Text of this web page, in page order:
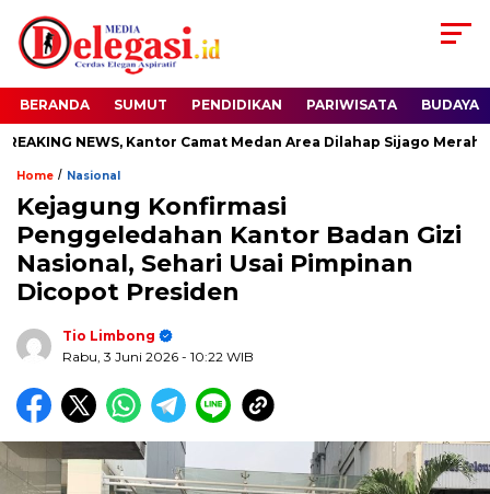
BERANDA SUMUT PENDIDIKAN PARIWISATA BUDAYA
NEWS, Kantor Camat Medan Area Dilahap Sijago Merah
Home / Nasional
Kejagung Konfirmasi
Penggeledahan Kantor Badan Gizi
Nasional, Sehari Usai Pimpinan
Dicopot Presiden
Tio Limbong
Rabu, 3 Juni 2026 - 10:22 WIB